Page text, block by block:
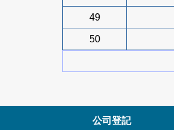
49
50
公司登記